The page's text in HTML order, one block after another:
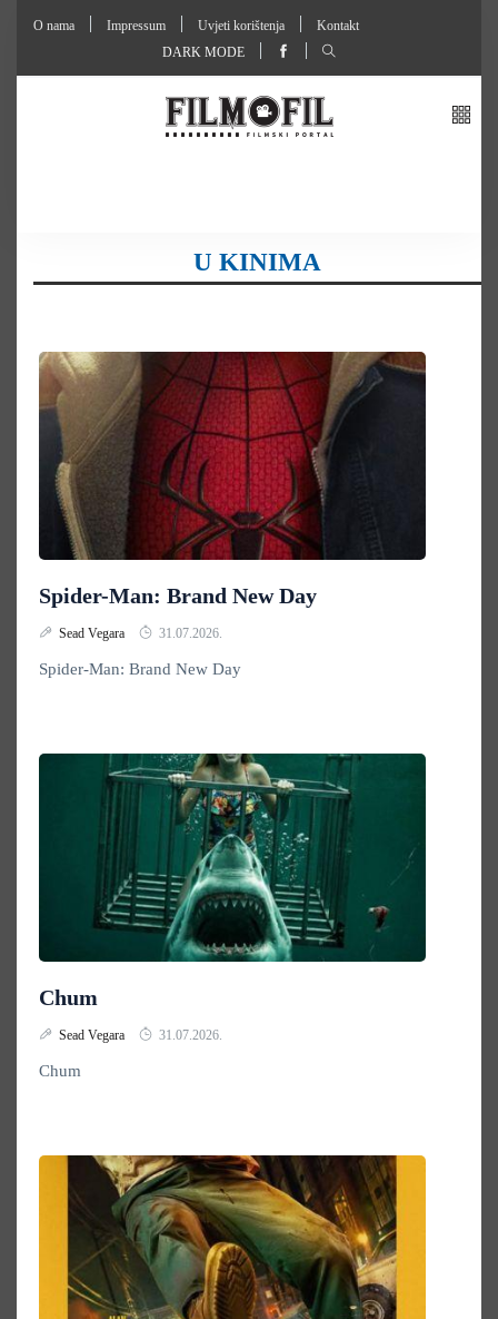
O nama Impressum Uvjeti korištenja
Kontakt
DARK MODE
U KINIMA
Spider-Man: Brand New Day
Sead Vegara 31.07.2026.
Spider-Man: Brand New Day
Chum
Sead Vegara 31.07.2026.
Chum